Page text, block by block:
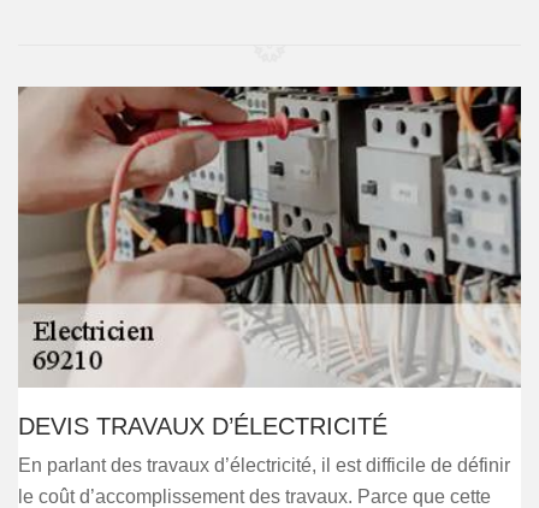
DEVIS TRAVAUX D’ÉLECTRICITÉ
En parlant des travaux d’électricité, il est difficile de définir
le coût d’accomplissement des travaux. Parce que cette